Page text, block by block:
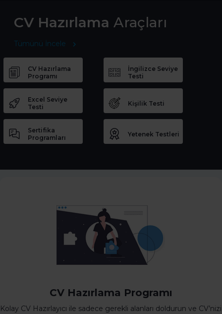
CV Hazırlama Araçları
Tümünü İncele
CV Hazırlama
Programı
İngilizce Seviye
Testi
Excel Seviye
Testi
Kişilik Testi
Sertifika
Programları
Yetenek Testleri
CV Hazırlama Programı
Kolay CV Hazırlayıcı ile sadece gerekli alanları doldurun ve CV’nizi